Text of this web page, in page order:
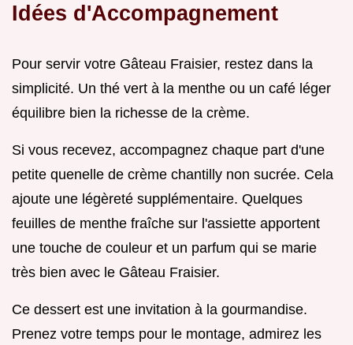
Idées d'Accompagnement
Pour servir votre Gâteau Fraisier, restez dans la
simplicité. Un thé vert à la menthe ou un café léger
équilibre bien la richesse de la crème.
Si vous recevez, accompagnez chaque part d'une
petite quenelle de crème chantilly non sucrée. Cela
ajoute une légèreté supplémentaire. Quelques
feuilles de menthe fraîche sur l'assiette apportent
une touche de couleur et un parfum qui se marie
très bien avec le Gâteau Fraisier.
Ce dessert est une invitation à la gourmandise.
Prenez votre temps pour le montage, admirez les